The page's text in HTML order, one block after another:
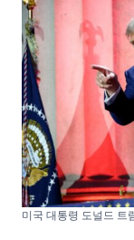
미국 대통령 도널드 트